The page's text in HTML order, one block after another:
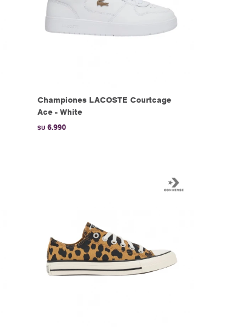
Championes LACOSTE Courtcage
Ace - White
$U 6.990